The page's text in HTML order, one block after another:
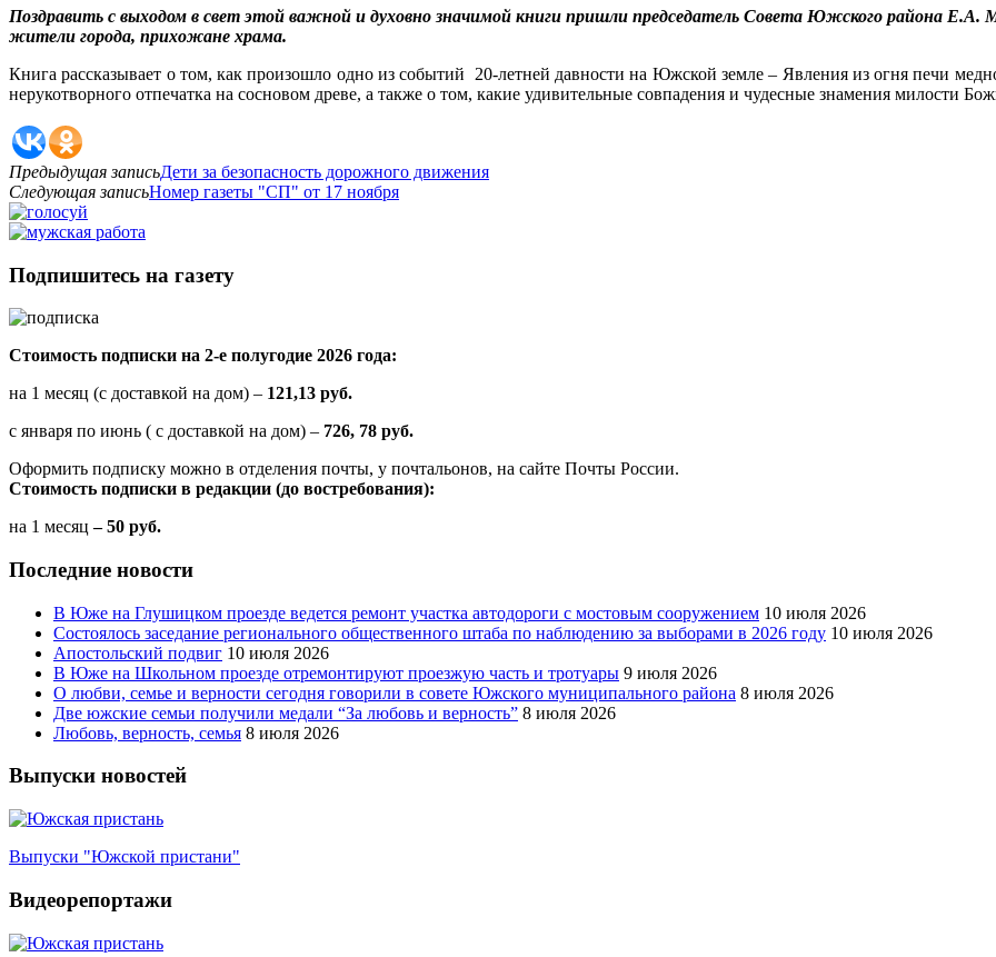
Поздравить с выходом в свет этой важной и духовно значимой книги пришли председатель Совета Южского района Е.А.
жители города, прихожане храма.
Книга рассказывает о том, как произошло одно из событий 20-летней давности на Южской земле – Явления из огня печи
нерукотворного отпечатка на сосновом древе, а также о том, какие удивительные совпадения и чудесные знамения милости
Предыдущая записьДети за безопасность дорожного движения
Следующая записьНомер газеты "СП" от 17 ноября
Подпишитесь на газету
Стоимость подписки на 2-е полугодие 2026 года:
на 1 месяц (с доставкой на дом) – 121,13 руб.
с января по июнь ( с доставкой на дом) – 726, 78 руб.
Оформить подписку можно в отделения почты, у почтальонов, на сайте Почты России.
Стоимость подписки в редакции (до востребования):
на 1 месяц – 50 руб.
Последние новости
В Юже на Глушицком проезде ведется ремонт участка автодороги с мостовым сооружением 10 июля 2026
Состоялось заседание регионального общественного штаба по наблюдению за выборами в 2026 году 10 июля 2026
Апостольский подвиг 10 июля 2026
В Юже на Школьном проезде отремонтируют проезжую часть и тротуары 9 июля 2026
О любви, семье и верности сегодня говорили в совете Южского муниципального района 8 июля 2026
Две южские семьи получили медали “За любовь и верность” 8 июля 2026
Любовь, верность, семья 8 июля 2026
Выпуски новостей
Выпуски "Южской пристани"
Видеорепортажи